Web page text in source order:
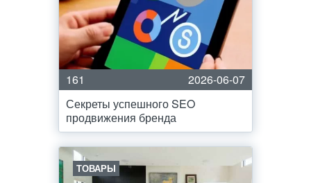
161
2026-06-07
Секреты успешного SEO
продвижения бренда
ТОВАРЫ